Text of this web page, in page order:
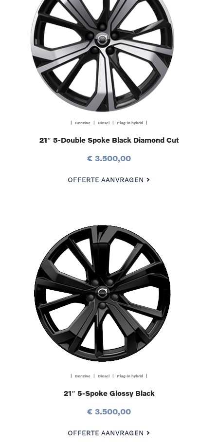
| Benzine | Diesel | Plug-in hybrid |
21″ 5-Double Spoke Black Diamond Cut
€ 3.500,00
OFFERTE AANVRAGEN
| Benzine | Diesel | Plug-in hybrid |
21″ 5-Spoke Glossy Black
€ 3.500,00
OFFERTE AANVRAGEN